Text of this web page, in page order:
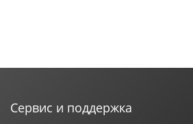
Сервис и поддержка